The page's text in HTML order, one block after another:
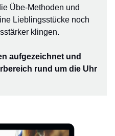
Übe-Methoden und
Lieblingsstücke noch
klingen.
aufgezeichnet und
rund um die Uhr